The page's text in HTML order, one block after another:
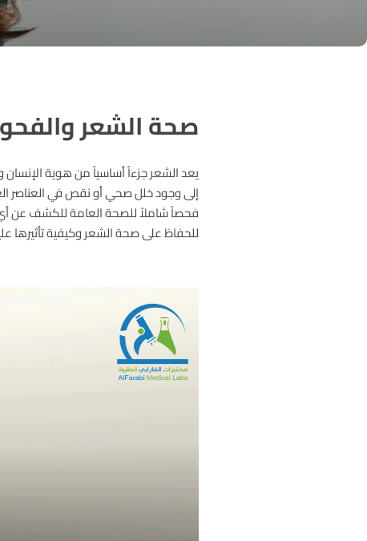
صحة الشعر
يعد الشعر جزءاً أساسياً من هوية
إلى وجود خلل صحي أو نقص في العناصر
فحصاً شاملاً للصحة العامة للكشف عن أي
للحفاظ على صحة الشعر وكيفية تأثيرها
الفيديو